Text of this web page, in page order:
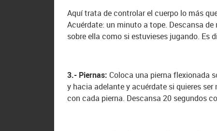
Aquí trata de controlar el cuerpo lo más
Acuérdate: un minuto a tope. Descansa
sobre ella como si estuvieses jugando. Es
3.- Piernas: Coloca una pierna flexionada
y hacia adelante y acuérdate si quieres
con cada pierna. Descansa 20 segundos